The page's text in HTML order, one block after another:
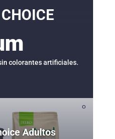
colorantes artificiales.
Adultos